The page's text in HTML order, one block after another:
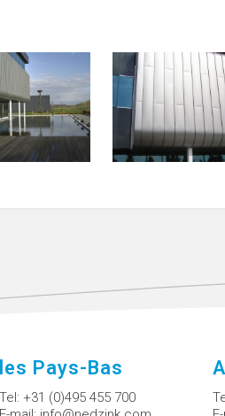
les Pays-Bas
Tel: +31 (0)495 455 700